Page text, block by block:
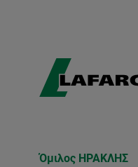
Όμιλος ΗΡΑΚΛΗΣ